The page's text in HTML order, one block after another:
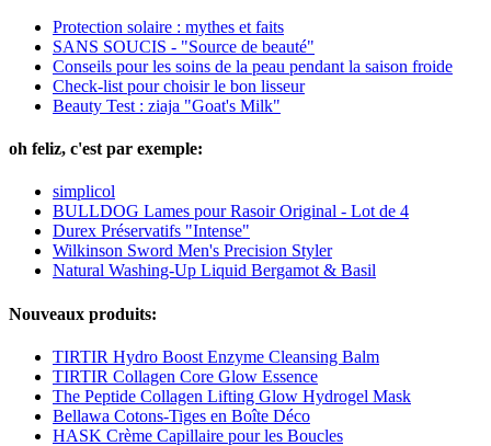
Protection solaire : mythes et faits
SANS SOUCIS - "Source de beauté"
Conseils pour les soins de la peau pendant la saison froide
Check-list pour choisir le bon lisseur
Beauty Test : ziaja "Goat's Milk"
oh feliz, c'est par exemple:
simplicol
BULLDOG Lames pour Rasoir Original - Lot de 4
Durex Préservatifs "Intense"
Wilkinson Sword Men's Precision Styler
Natural Washing-Up Liquid Bergamot & Basil
Nouveaux produits:
TIRTIR Hydro Boost Enzyme Cleansing Balm
TIRTIR Collagen Core Glow Essence
The Peptide Collagen Lifting Glow Hydrogel Mask
Bellawa Cotons-Tiges en Boîte Déco
HASK Crème Capillaire pour les Boucles